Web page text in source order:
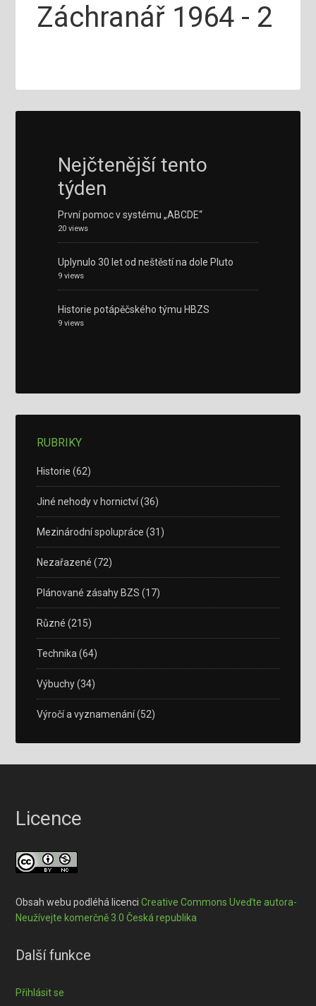
Záchranář 1964 - 2
Nejčtenější tento
týden
První pomoc v systému „ABCDE“
20 views
Uplynulo 30 let od neštěstí na dole Pluto
9 views
Historie potápěčského týmu HBZS
9 views
RUBRIKY
Historie (62)
Jiné nehody v hornictví(36)
Mezinárodní spolupráce (31)
Nezařazené (72)
Plánované zásahy BZS (17)
Různé (215)
Technika (64)
Výbuchy(34)
Výročí a vyznamenání(52)
Licence
Obsah webu podléhá licenciCreative Commons Uveďte autora-
Neužívejte komerčně 3.0 Česká republika
Další funkce
Přihlásit se